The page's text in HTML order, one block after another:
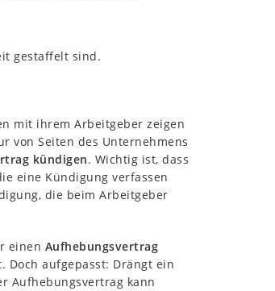
gestaffelt sind.
mit ihrem Arbeitgeber zeigen
von Seiten des Unternehmens
kündigen. Wichtig ist, dass
eine Kündigung verfassen
die beim Arbeitgeber
einen Aufhebungsvertrag
Doch aufgepasst: Drängt ein
Aufhebungsvertrag kann